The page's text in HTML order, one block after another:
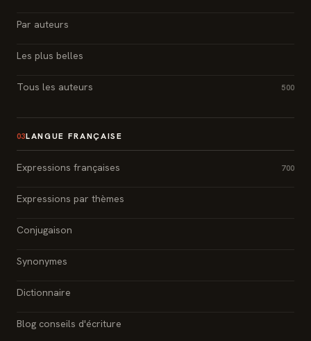
Par auteurs
Les plus belles
Tous les auteurs 500
03LANGUE FRANÇAISE
Expressions françaises 700
Expressions par thèmes
Conjugaison
Synonymes
Dictionnaire
Blog conseils d'écriture